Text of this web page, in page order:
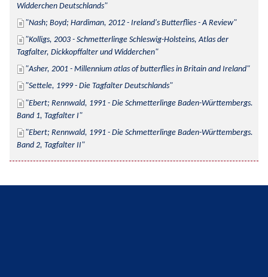
Widderchen Deutschlands
Nash; Boyd; Hardiman, 2012 - Ireland's Butterflies - A Review
Kolligs, 2003 - Schmetterlinge Schleswig-Holsteins, Atlas der
Tagfalter, Dickkopffalter und Widderchen
Asher, 2001 - Millennium atlas of butterflies in Britain and Ireland
Settele, 1999 - Die Tagfalter Deutschlands
Ebert; Rennwald, 1991 - Die Schmetterlinge Baden-Württembergs.
Band 1, Tagfalter I
Ebert; Rennwald, 1991 - Die Schmetterlinge Baden-Württembergs.
Band 2, Tagfalter II